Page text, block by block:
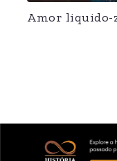
Amor liquido-